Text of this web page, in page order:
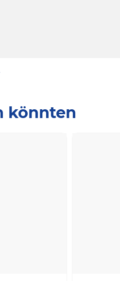
könnten